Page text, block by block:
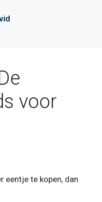
voor
eentje te kopen, dan